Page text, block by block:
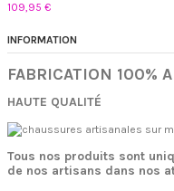
109,95 €
INFORMATION
FABRICATION 100%
HAUTE QUALITÉ
Tous nos produits sont
de nos artisans dans nos